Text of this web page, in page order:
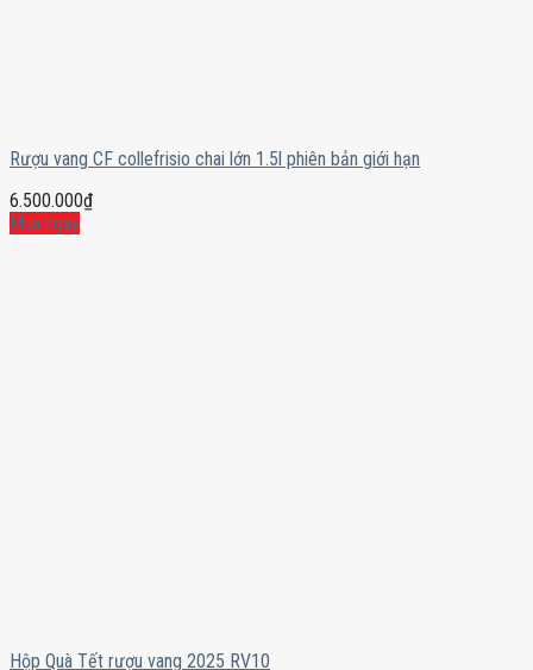
Rượu vang CF collefrisio chai lớn 1.5l phiên bản giới hạn
6.500.000₫
Mua ngay
Hộp Quà Tết rượu vang 2025 RV10